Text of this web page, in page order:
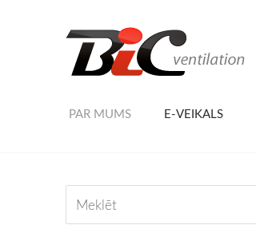
PAR MUMS E-VEIKALS